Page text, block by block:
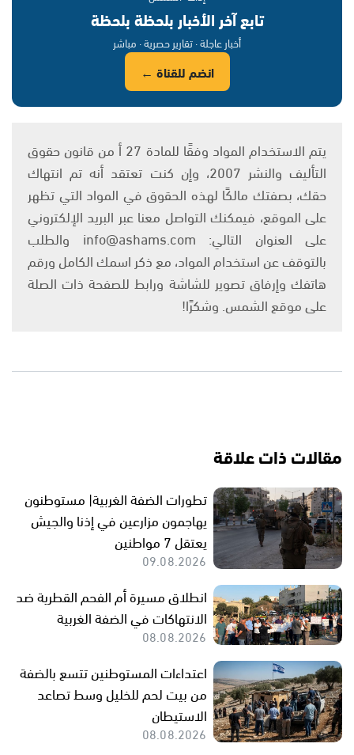
تابع آخر الأخبار بلحظة بلحظة
أخبار عاجلة · تقارير حصرية · مباشر
انضم للقناة ←
يتم الاستخدام المواد وفقًا للمادة 27 أ من قانون حقوق
التأليف والنشر 2007، وإن كنت تعتقد أنه تم انتهاك
حقك، بصفتك مالكًا لهذه الحقوق في المواد التي تظهر
على الموقع، فيمكنك التواصل معنا عبر البريد الإلكتروني
على العنوان التالي: info@ashams.com والطلب
بالتوقف عن استخدام المواد، مع ذكر اسمك الكامل ورقم
هاتفك وإرفاق تصوير للشاشة ورابط للصفحة ذات الصلة
على موقع الشمس. وشكرًا!
مقالات ذات علاقة
تطورات الضفة الغربية| مستوطنون
يهاجمون مزارعين في إذنا والجيش
يعتقل 7 مواطنين
09.08.2026
انطلاق مسيرة أم الفحم القطرية ضد
الانتهاكات في الضفة الغربية
08.08.2026
اعتداءات المستوطنين تتسع بالضفة
من بيت لحم للخليل وسط تصاعد
الاستيطان
08.08.2026